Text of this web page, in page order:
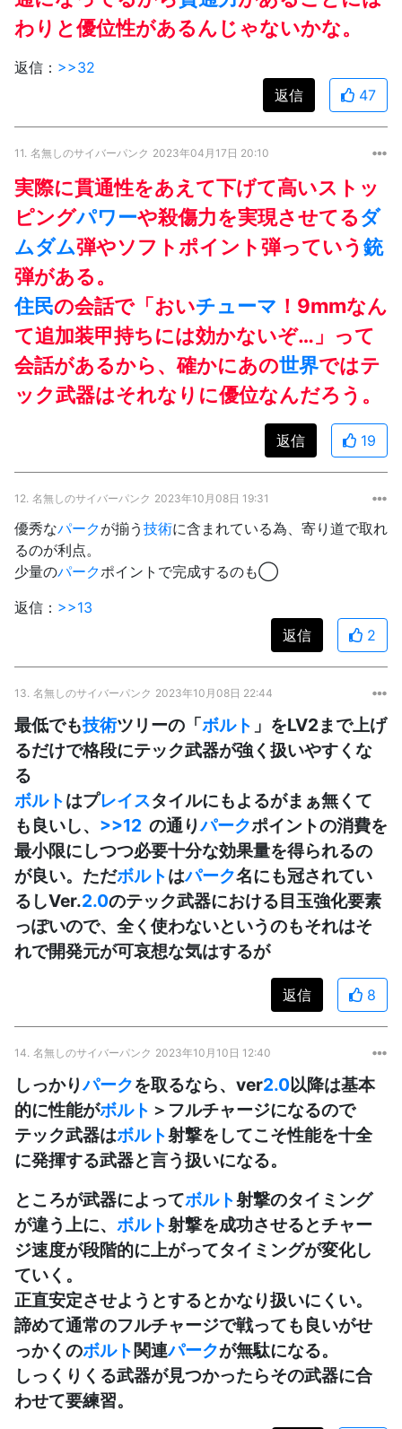
わりと優位性があるんじゃないかな。
返信： >>32
返信
47
11. 名無しのサイバーパンク 2023年04月17日 20:10
実際に貫通性をあえて下げて高いストッ
ピングパワーや殺傷力を実現させてるダ
ムダム弾やソフトポイント弾っていう 銃
弾がある。
住民の会話で「おいチューマ ！9mmなん
て追加装甲持ちには効かないぞ…」って
会話があるから、確かにあの世界ではテ
ック武器はそれなりに優位なんだろう。
返信 19
12. 名無しのサイバーパンク 2023年10月08日 19:31
優秀なパークが揃う 技術に含まれている為、寄り道で取れ
るのが利点。
少量のパークポイントで完成するのも◯
返信： >>13
返信
2
13. 名無しのサイバーパンク 2023年10月08日 22:44
最低でも技術ツリーの「ボルト 」をLV2まで上げ
るだけで格段にテック武器が強く扱いやすくな
る
ボルトはプレイスタイルにもよるがまぁ無くて
も良いし、 >>12 の通りパークポイントの消費を
最小限にしつつ必要十分な効果量を得られるの
が良い。ただボルトはパーク名にも冠されてい
るしVer.2.0のテック武器における目玉強化要素
っぽいので、全く使わないというのもそれはそ
れで開発元が可哀想な気はするが
返信 8
14. 名無しのサイバーパンク 2023年10月10日 12:40
しっかりパークを取るなら、ver2.0以降は基本
的に性能がボルト ＞フルチャージになるので
テック武器はボルト射撃をしてこそ性能を十全
に発揮する武器と言う扱いになる。
ところが武器によってボルト射撃のタイミング
が違う上に、 ボルト射撃を成功させるとチャー
ジ速度が段階的に上がってタイミングが変化し
ていく。
正直安定させようとするとかなり扱いにくい。
諦めて通常のフルチャージで戦っても良いがせ
っかくのボルト関連パークが無駄になる。
しっくりくる武器が見つかったらその武器に合
わせて要練習。